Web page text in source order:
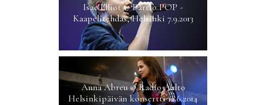
Isac Elliot @ Partio POP -
Kaapelitehdas, Helsinki 7.9.2013
Anna Abreu @ Radio Aalto
Helsinkipäivän konsertti 12.6.2014